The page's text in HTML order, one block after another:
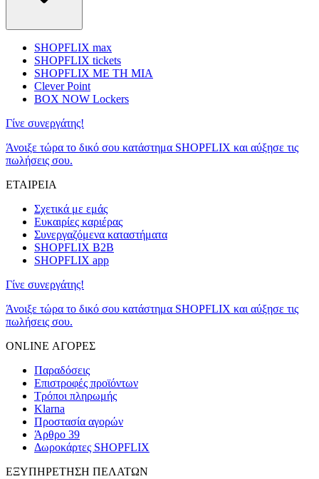
SHOPFLIX max
SHOPFLIX tickets
SHOPFLIX ΜΕ ΤΗ ΜΙΑ
Clever Point
BOX NOW Lockers
Γίνε συνεργάτης!
Άνοιξε τώρα το δικό σου κατάστημα SHOPFLIX και αύξησε τις
πωλήσεις σου.
ΕΤΑΙΡΕΙΑ
Σχετικά με εμάς
Ευκαιρίες καριέρας
Συνεργαζόμενα καταστήματα
SHOPFLIX B2B
SHOPFLIX app
Γίνε συνεργάτης!
Άνοιξε τώρα το δικό σου κατάστημα SHOPFLIX και αύξησε τις
πωλήσεις σου.
ONLINE ΑΓΟΡΕΣ
Παραδόσεις
Επιστροφές προϊόντων
Τρόποι πληρωμής
Klarna
Προστασία αγορών
Άρθρο 39
Δωροκάρτες SHOPFLIX
ΕΞΥΠΗΡΕΤΗΣΗ ΠΕΛΑΤΩΝ